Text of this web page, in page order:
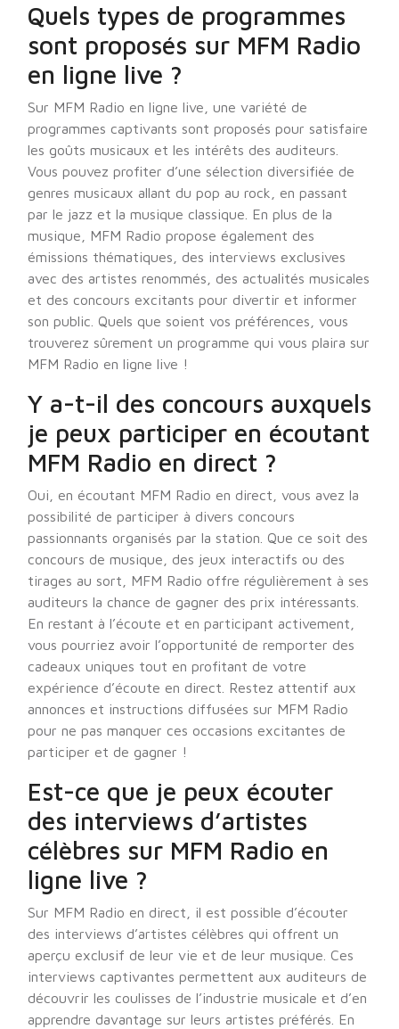
Quels types de programmes
sont proposés sur MFM Radio
en ligne live ?
Sur MFM Radio en ligne live, une variété de
programmes captivants sont proposés pour satisfaire
les goûts musicaux et les intérêts des auditeurs.
Vous pouvez profiter d’une sélection diversifiée de
genres musicaux allant du pop au rock, en passant
par le jazz et la musique classique. En plus de la
musique, MFM Radio propose également des
émissions thématiques, des interviews exclusives
avec des artistes renommés, des actualités musicales
et des concours excitants pour divertir et informer
son public. Quels que soient vos préférences, vous
trouverez sûrement un programme qui vous plaira sur
MFM Radio en ligne live !
Y a-t-il des concours auxquels
je peux participer en écoutant
MFM Radio en direct ?
Oui, en écoutant MFM Radio en direct, vous avez la
possibilité de participer à divers concours
passionnants organisés par la station. Que ce soit des
concours de musique, des jeux interactifs ou des
tirages au sort, MFM Radio offre régulièrement à ses
auditeurs la chance de gagner des prix intéressants.
En restant à l’écoute et en participant activement,
vous pourriez avoir l’opportunité de remporter des
cadeaux uniques tout en profitant de votre
expérience d’écoute en direct. Restez attentif aux
annonces et instructions diffusées sur MFM Radio
pour ne pas manquer ces occasions excitantes de
participer et de gagner !
Est-ce que je peux écouter
des interviews d’artistes
célèbres sur MFM Radio en
ligne live ?
Sur MFM Radio en direct, il est possible d’écouter
des interviews d’artistes célèbres qui offrent un
aperçu exclusif de leur vie et de leur musique. Ces
interviews captivantes permettent aux auditeurs de
découvrir les coulisses de l’industrie musicale et d’en
apprendre davantage sur leurs artistes préférés. En